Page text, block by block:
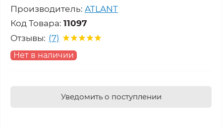
Производитель: ATLANT
Код Товара: 11097
Отзывы: (7)
Нет в наличии
Уведомить о поступлении